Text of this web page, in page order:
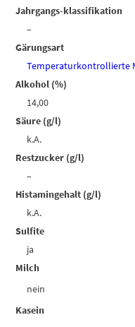
Jahrgangs-klassifikation
–
Gärungsart
Temperaturkontrollierte
Alkohol (%)
14,00
Säure (g/l)
k.A.
Restzucker (g/l)
–
Histamingehalt (g/l)
k.A.
Sulfite
ja
Milch
nein
Kasein